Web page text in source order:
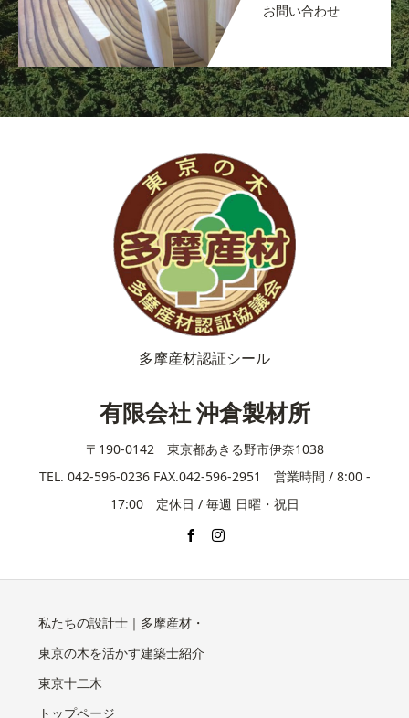
お問い合わせ
多摩産材認証シール
有限会社 沖倉製材所
〒190-0142 東京都あきる野市伊奈1038
TEL. 042-596-0236 FAX.042-596-2951 営業時間 / 8:00 -
17:00 定休日 / 毎週 日曜・祝日
私たちの設計士｜多摩産材・
東京の木を活かす建築士紹介
東京十二木
トップページ